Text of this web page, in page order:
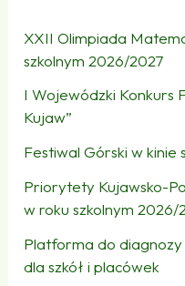
XXII Olimpiada
szkolnym 2026/2027
I Wojewódzki Konkurs
Kujaw”
Festiwal Górski w kinie
Priorytety Kujawsko-
w roku szkolnym 2026/
Platforma do
dla szkół i placówek